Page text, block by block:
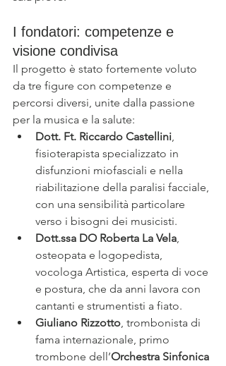
I fondatori: competenze e
visione condivisa
Il progetto è stato fortemente voluto
da tre figure con competenze e
percorsi diversi, unite dalla passione
per la musica e la salute:
Dott. Ft. Riccardo Castellini,
fisioterapista specializzato in
disfunzioni miofasciali e nella
riabilitazione della paralisi facciale,
con una sensibilità particolare
verso i bisogni dei musicisti.
Dott.ssa DO Roberta La Vela,
osteopata e logopedista,
vocologa Artistica, esperta di voce
e postura, che da anni lavora con
cantanti e strumentisti a fiato.
Giuliano Rizzotto, trombonista di
fama internazionale, primo
trombone dell’Orchestra Sinfonica